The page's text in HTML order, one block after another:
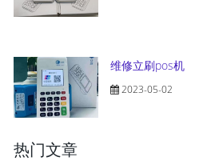
维修立刷pos机
2023-05-02
热门文章